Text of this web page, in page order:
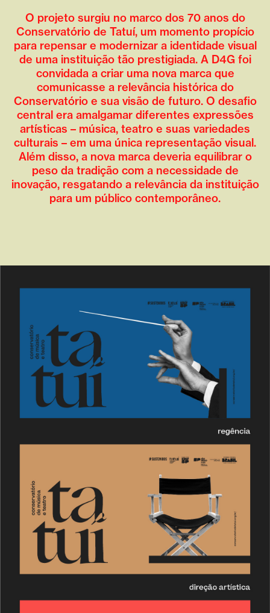
O projeto surgiu no marco dos 70 anos do
Conservatório de Tatuí, um momento propício
para repensar e modernizar a identidade visual
de uma instituição tão prestigiada. A D4G foi
convidada a criar uma nova marca que
comunicasse a relevância histórica do
Conservatório e sua visão de futuro. O desafio
central era amalgamar diferentes expressões
artísticas – música, teatro e suas variedades
culturais – em uma única representação visual.
Além disso, a nova marca deveria equilibrar o
peso da tradição com a necessidade de
inovação, resgatando a relevância da instituição
para um público contemporâneo.